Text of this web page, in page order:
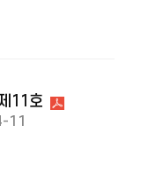
11호
11